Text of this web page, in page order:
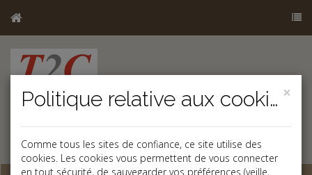
×
Politique relative aux cookies
Comme tous les sites de confiance, ce site utilise des
cookies. Les cookies vous permettent de vous connecter
en tout sécurité, de sauvegarder vos préférences (veille,